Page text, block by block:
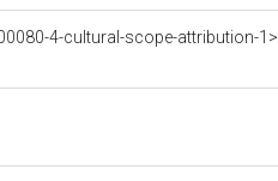
4-cultural-scope-attribution-1>